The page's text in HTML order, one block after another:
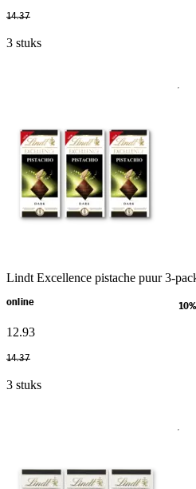
14.37
3 stuks
Lindt Excellence pistache puur 3-
online
12.93
14.37
3 stuks